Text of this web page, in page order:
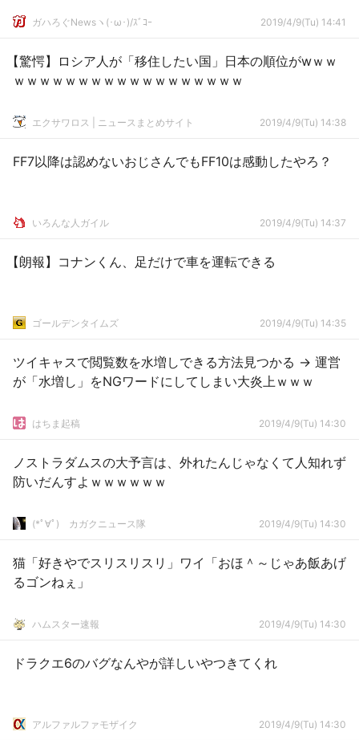
ガハろぐNewsヽ(･ω･)/ｽﾞｺｰ 2019/4/9(Tu) 14:41
【驚愕】ロシア人が「移住したい国」日本の順位がwｗｗ
ｗｗｗｗｗｗｗｗｗｗｗｗｗｗｗｗｗｗ
エクサワロス | ニュースまとめサイト 2019/4/9(Tu) 14:38
FF7以降は認めないおじさんでもFF10は感動したやろ？
いろんな人ガイル 2019/4/9(Tu) 14:37
【朗報】コナンくん、足だけで車を運転できる
ゴールデンタイムズ 2019/4/9(Tu) 14:35
ツイキャスで閲覧数を水増しできる方法見つかる → 運営
が「水増し」をNGワードにしてしまい大炎上ｗｗｗ
はちま起稿 2019/4/9(Tu) 14:30
ノストラダムスの大予言は、外れたんじゃなくて人知れず
防いだんすよｗｗｗｗｗｗ
(*ﾟ∀ﾟ)ゞカガクニュース隊 2019/4/9(Tu) 14:30
猫「好きやでスリスリスリ」ワイ「おほ＾～じゃあ飯あげ
るゴンねぇ」
ハムスター速報 2019/4/9(Tu) 14:30
ドラクエ6のバグなんやが詳しいやつきてくれ
アルファルファモザイク 2019/4/9(Tu) 14:30